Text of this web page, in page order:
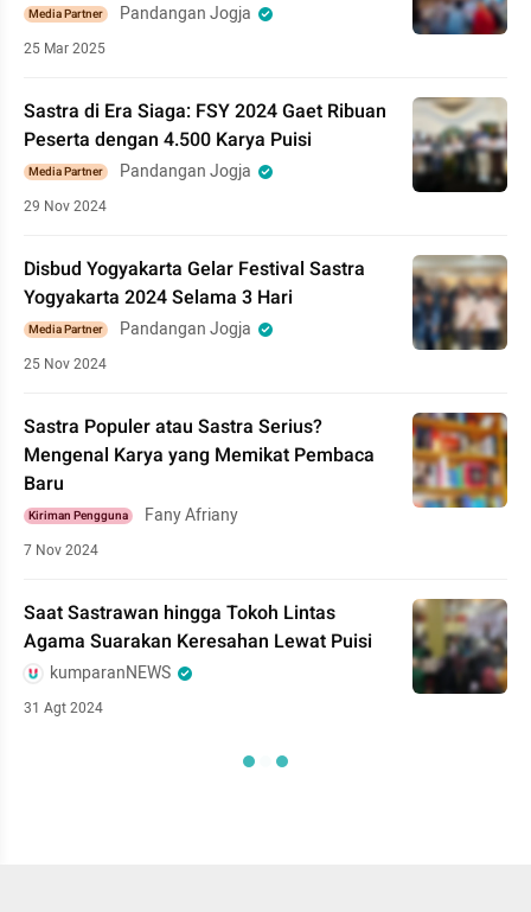
Media Partner Pandangan Jogja
25 Mar 2025
Sastra di Era Siaga: FSY 2024 Gaet Ribuan
Peserta dengan 4.500 Karya Puisi
Media Partner Pandangan Jogja
29 Nov 2024
Disbud Yogyakarta Gelar Festival Sastra
Yogyakarta 2024 Selama 3 Hari
Media Partner Pandangan Jogja
25 Nov 2024
Sastra Populer atau Sastra Serius?
Mengenal Karya yang Memikat Pembaca
Baru
Kiriman Pengguna Fany Afriany
7 Nov 2024
Saat Sastrawan hingga Tokoh Lintas
Agama Suarakan Keresahan Lewat Puisi
kumparanNEWS
31 Agt 2024